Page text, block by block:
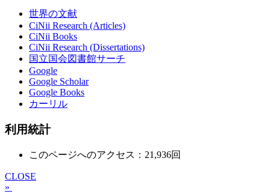
世界の文献
CiNii Research (Articles)
CiNii Books
CiNii Research (Dissertations)
国立国会図書館サーチ
Google
Google Scholar
Google Books
カーリル
利用統計
このページへのアクセス：21,936回
CLOSE
»